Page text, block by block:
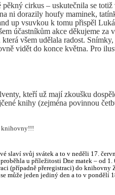
cirkus – uskutečnila se
ni dorazily houfy maminek,
up vsuvkou k tomu přispěl
účastníkům akce děkujeme
všem udělala radost.
vidět do konce května. Pro
kteří už mají zkoušku
knihy (zejména povinnou
knihovny!!!
slaví svůj svátek a to v neděli 17.
u příležitosti Dne matek – od
(případně přeregistraci) do
může jeden jediný den a to v